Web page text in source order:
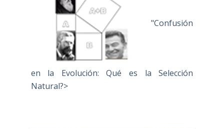
"Confusión
en la Evolución: Qué es la Selección
Natural?>